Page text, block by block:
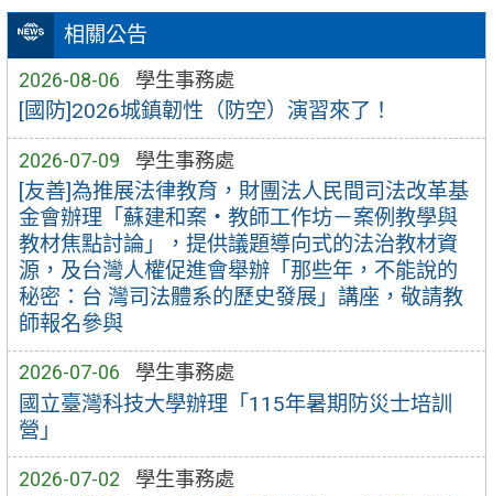
相關公告
2026-08-06 學生事務處
[國防]2026城鎮韌性（防空）演習來了！
2026-07-09 學生事務處
[友善]為推展法律教育，財團法人民間司法改革基
金會辦理「蘇建和案・教師工作坊－案例教學與
教材焦點討論」，提供議題導向式的法治教材資
源，及台灣人權促進會舉辦「那些年，不能說的
秘密：台 灣司法體系的歷史發展」講座，敬請教
師報名參與
2026-07-06 學生事務處
國立臺灣科技大學辦理「115年暑期防災士培訓
營」
2026-07-02 學生事務處